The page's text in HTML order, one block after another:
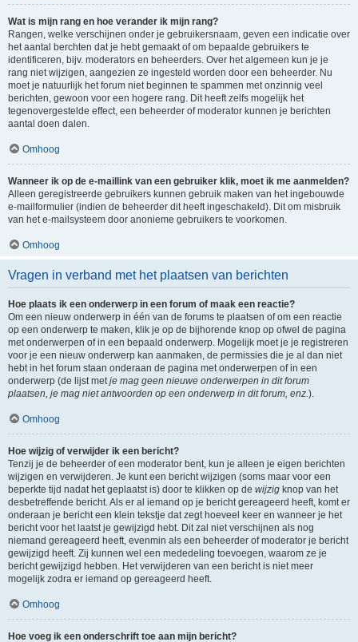
Wat is mijn rang en hoe verander ik mijn rang?
Rangen, welke verschijnen onder je gebruikersnaam, geven een indicatie over
het aantal berchten dat je hebt gemaakt of om bepaalde gebruikers te
identificeren, bijv. moderators en beheerders. Over het algemeen kun je je
rang niet wijzigen, aangezien ze ingesteld worden door een beheerder. Nu
moet je natuurlijk het forum niet beginnen te spammen met onzinnig veel
berichten, gewoon voor een hogere rang. Dit heeft zelfs mogelijk het
tegenovergestelde effect, een beheerder of moderator kunnen je berichten
aantal doen dalen.
Omhoog
Wanneer ik op de e-maillink van een gebruiker klik, moet ik me aanmelden?
Alleen geregistreerde gebruikers kunnen gebruik maken van het ingebouwde
e-mailformulier (indien de beheerder dit heeft ingeschakeld). Dit om misbruik
van het e-mailsysteem door anonieme gebruikers te voorkomen.
Omhoog
Vragen in verband met het plaatsen van berichten
Hoe plaats ik een onderwerp in een forum of maak een reactie?
Om een nieuw onderwerp in één van de forums te plaatsen of om een reactie
op een onderwerp te maken, klik je op de bijhorende knop op ofwel de pagina
met onderwerpen of in een bepaald onderwerp. Mogelijk moet je je registreren
voor je een nieuw onderwerp kan aanmaken, de permissies die je al dan niet
hebt in het forum staan onderaan de pagina met onderwerpen of in een
onderwerp (de lijst metje mag geen nieuwe onderwerpen in dit forum
plaatsen, je mag niet antwoorden op een onderwerp in dit forum, enz.).
Omhoog
Hoe wijzig of verwijder ik een bericht?
Tenzij je de beheerder of een moderator bent, kun je alleen je eigen berichten
wijzigen en verwijderen. Je kunt een bericht wijzigen (soms maar voor een
beperkte tijd nadat het geplaatst is) door te klikken op de wijzig knop van het
desbetreffende bericht. Als er al iemand op je bericht gereageerd heeft, komt er
onderaan je bericht een klein tekstje dat zegt hoeveel keer en wanneer je het
bericht voor het laatst je gewijzigd hebt. Dit zal niet verschijnen als nog
niemand gereageerd heeft, evenmin als een beheerder of moderator je bericht
gewijzigd heeft. Zij kunnen wel een mededeling toevoegen, waarom ze je
bericht gewijzigd hebben. Het verwijderen van een bericht is niet meer
mogelijk zodra er iemand op gereageerd heeft.
Omhoog
Hoe voeg ik een onderschrift toe aan mijn bericht?